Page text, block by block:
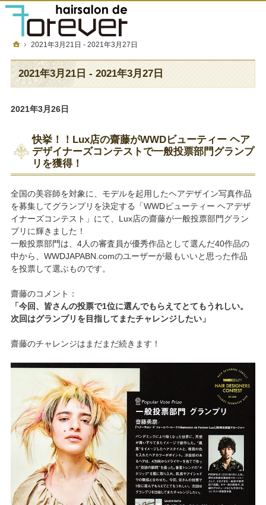
2021年3月21日 - 2021年3月27日
2021年3月26日
快挙！！Lux店の齋藤がWWDビューティー ヘア
デザイナーズコンテストで一般投票部門グランプ
リを獲得！
全国の美容師を対象に、モデルを起用したヘアデザイン写真作品
を募集してグランプリを決定する「WWDビューティー ヘアデザ
イナーズコンテスト」にて、Lux店の齋藤が一般投票部門グラン
プリに輝きました！
一般投票部門は、4人の審査員が優秀作品として選んだ40作品の
中から、WWDJAPABN.comのユーザーが最もいいと思った作品
を投票して選ぶものです。
齋藤のコメント：
「今回、皆さんの投票で1位に選んでもらえてとてもうれしい。
次回はグランプリを目指してまたチャレンジしたい」
齋藤のチャレンジはまだまだ続きます！
フォーエバーについて
メニュー＆金額
店舗一覧
採用情報
ホーム
2021年3月21日 - 2021年3月27日